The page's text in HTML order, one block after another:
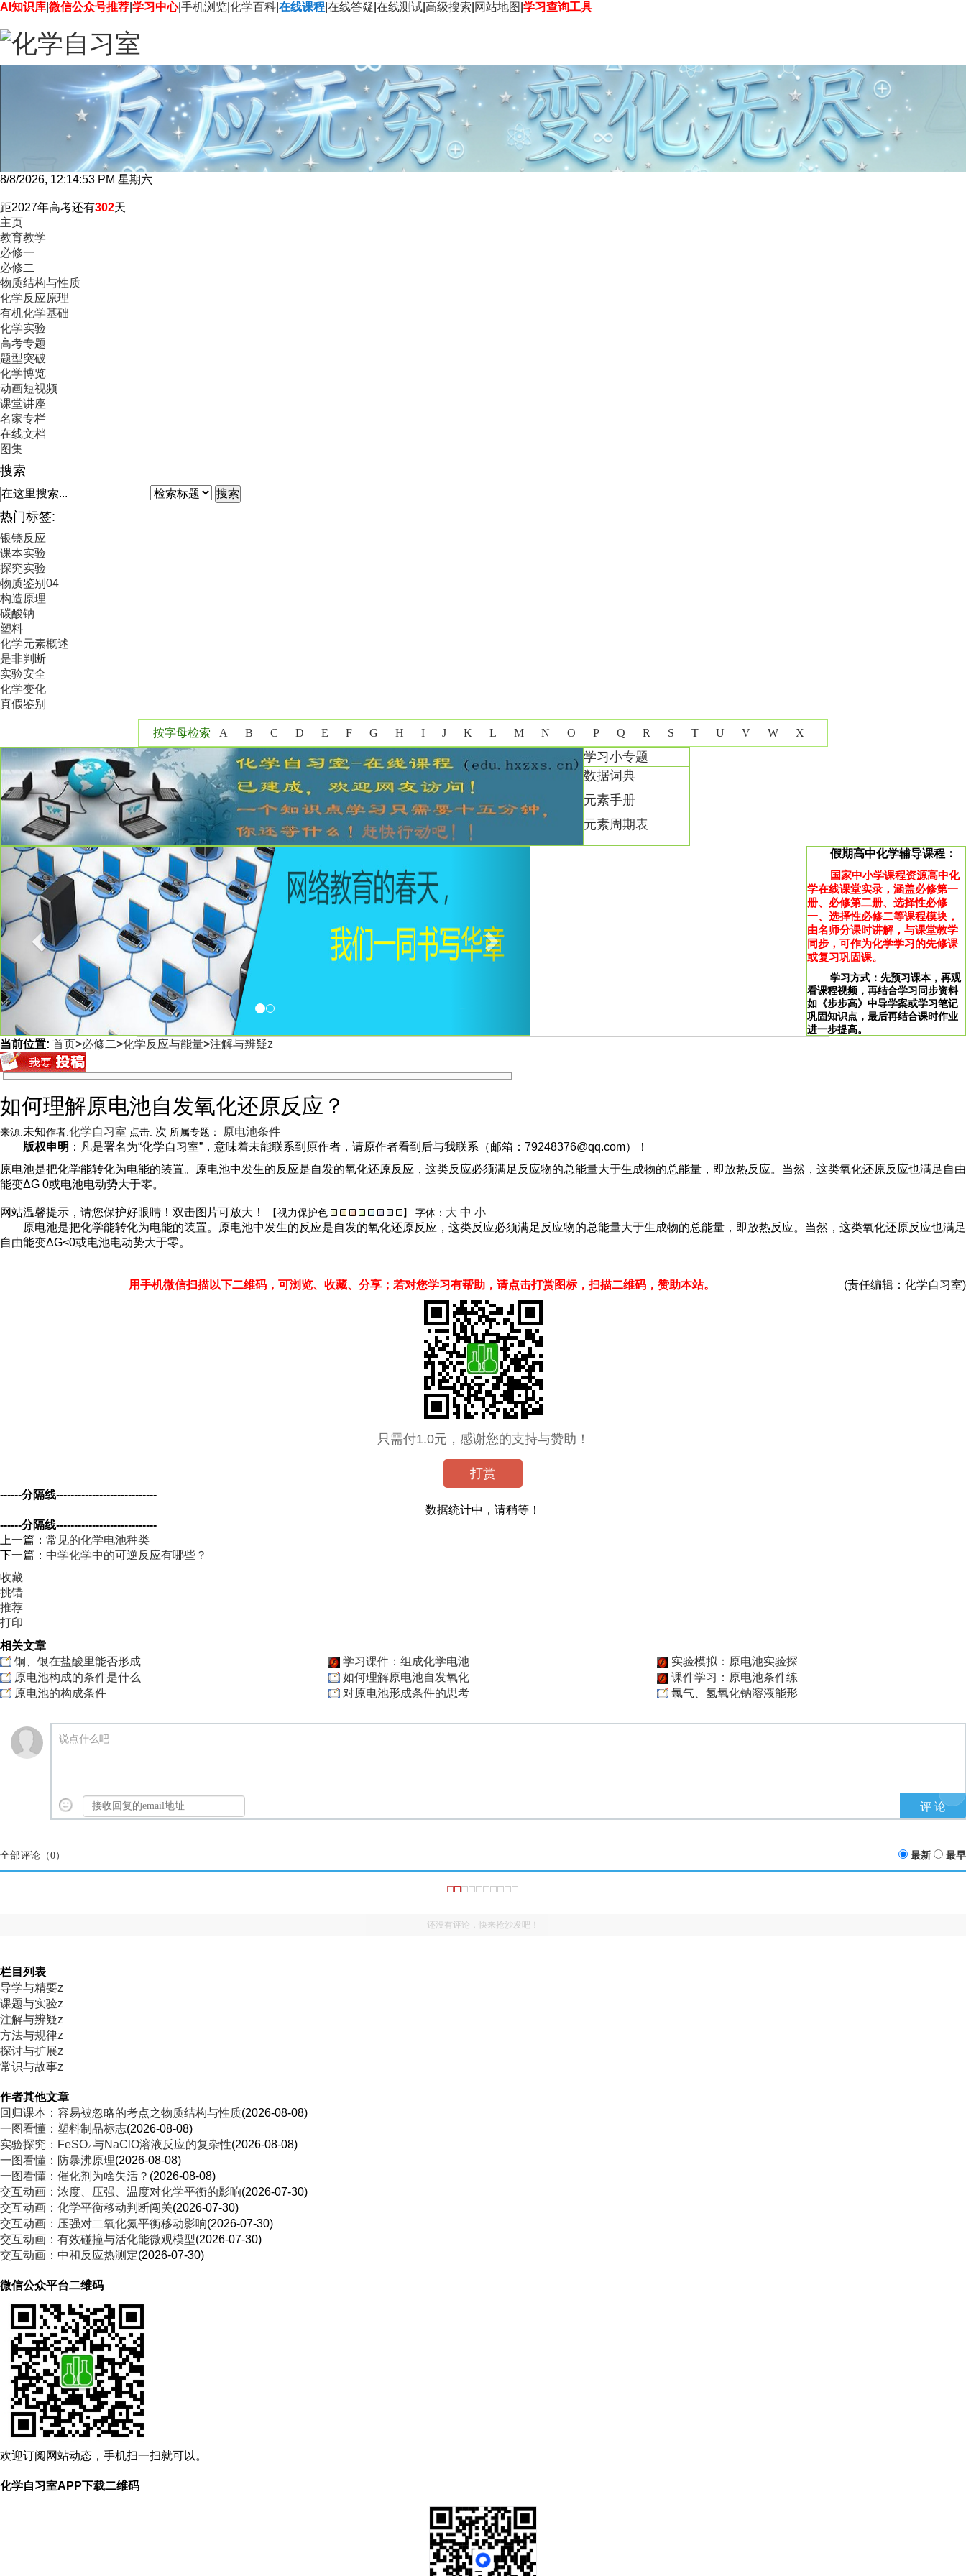
AI知识库 微信公众号推荐 学习中心|手机浏览 化学百科 在线课程 在线答疑 在线测试 高级搜索 网站地图 学习查询工具
8/8/2026, 12:14:54 PM 星期六
距2027年高考还有302天
主页
教育教学
必修一
必修二
物质结构与性质
化学反应原理
有机化学基础
化学实验
高考专题
题型突破
化学博览
动画短视频
课堂讲座
名家专栏
在线文档
图集
搜索
搜索
热门标签:
银镜反应
课本实验
探究实验
物质鉴别04
构造原理
碳酸钠
塑料
化学元素概述
是非判断
实验安全
化学变化
真假鉴别
按字母检索 A B C D E F G H I J K L M N O P Q R S T U V W X
Y Z
学习小专题
数据词典
元素手册
元素周期表
Previous 假期高中化学辅导课程：
国家中小学课程资源高中化
学在线课堂实录，涵盖必修第一
册、必修第二册、选择性必修
一、选择性必修二等课程模块，
由名师分课时讲解，与课堂教学
同步，可作为化学学习的先修课
或复习巩固课。
学习方式：先预习课本，再观
看课程视频，再结合学习同步资料
如《步步高》中导学案或学习笔记
巩固知识点，最后再结合课时作业
进一步提高。
<
当前位置: 首页>必修二>化学反应与能量>注解与辨疑z
如何理解原电池自发氧化还原反应？
来源:未知作者:化学自习室 点击: 次 所属专题：
原电池条件
版权申明 ：凡是署名为“化学自习室”，意味着未能联系到原作者，请原作者看到后与我联系（邮箱：79248376@qq.com）！
原电池是把化学能转化为电能的装置。原电池中发生的反应是自发的氧化还原反应，这类反应必须满足反应物的总能量大于生成物的总能量，即放热反应。当然，这类氧化还原反应也满足自由
能变ΔG 0或电池电动势大于零。
网站温馨提示，请您保护好眼睛！双击图片可放大！ 【视力保护色 】 字体： 大 中 小
原电池是把化学能转化为电能的装置。原电池中发生的反应是自发的氧化还原反应，这类反应必须满足反应物的总能量大于生成物的总能量，即放热反应。当然，这类氧化还原反应也满足
自由能变ΔG<0或电池电动势大于零。
(责任编辑：化学自习室)
用手机微信扫描以下二维码，可浏览、收藏、分享；若对您学习有帮助，请点击打赏图标，扫描二维码，赞助本站。
只需付1.0元，感谢您的支持与赞助！
打赏
------分隔线----------------------------
数据统计中，请稍等！
------分隔线----------------------------
上一篇： 常见的化学电池种类
下一篇： 中学化学中的可逆反应有哪些？
收藏
挑错
推荐
打印
相关文章
铜、银在盐酸里能否形成
学习课件：组成化学电池
实验模拟：原电池实验探
原电池构成的条件是什么
如何理解原电池自发氧化
课件学习：原电池条件练
原电池的构成条件
对原电池形成条件的思考 氯气、氢氧化钠溶液能形
说点什么吧
全部评论（0） 最新 最早
还没有评论，快来抢沙发吧！
栏目列表
导学与精要z
课题与实验z
注解与辨疑z
方法与规律z
探讨与扩展z
常识与故事z
作者其他文章
回归课本：容易被忽略的考点之物质结构与性质(2026-08-08)
一图看懂：塑料制品标志(2026-08-08)
实验探究：FeSO₄与NaClO溶液反应的复杂性(2026-08-08)
一图看懂：防暴沸原理(2026-08-08)
一图看懂：催化剂为啥失活？ (2026-08-08)
交互动画：浓度、压强、温度对化学平衡的影响(2026-07-30)
交互动画：化学平衡移动判断闯关(2026-07-30)
交互动画：压强对二氧化氮平衡移动影响(2026-07-30)
交互动画：有效碰撞与活化能微观模型(2026-07-30)
交互动画：中和反应热测定(2026-07-30)
微信公众平台二维码
欢迎订阅网站动态，手机扫一扫就可以。
化学自习室APP下载二维码